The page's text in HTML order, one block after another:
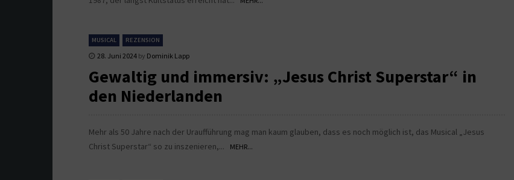
MUSICAL REZENSION
28. Juni 2024 by Dominik Lapp
Gewaltig und immersiv: „Jesus Christ Superstar“ in
den Niederlanden
Mehr als 50 Jahre nach der Uraufführung mag man kaum glauben, dass es noch möglich ist, das Musical „Jesus
Christ Superstar“ so zu inszenieren,...
MEHR...